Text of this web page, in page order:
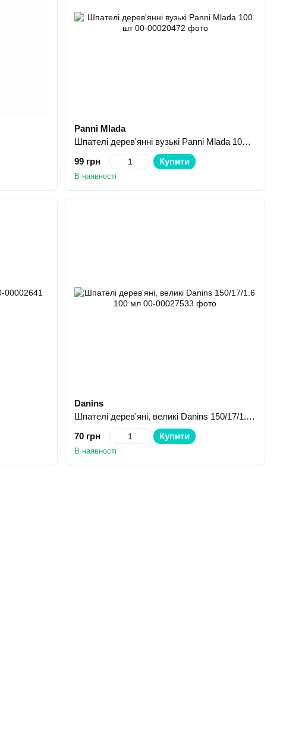
Panni Mlada
Шпателі дерев'янні вузькі Panni Mlada 100 шт
99 грн
Купити
В наявності
Danins
Шпателі дерев'яні, великі Danins 150/17/1.6 100 мл
70 грн
Купити
В наявності